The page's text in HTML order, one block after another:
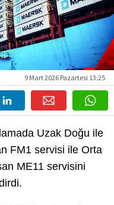
9 Mart 2026 Pazartesi 13:25
Uzak Doğu ile
FM1 servisi ile Orta
ME11 servisini